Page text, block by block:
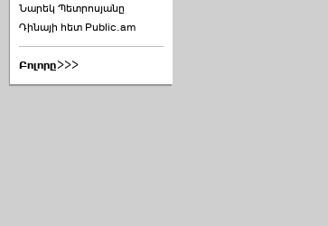
Նարեկ Պետրոսյանը
Դինայի հետ Public.am
Բոլորը>>>